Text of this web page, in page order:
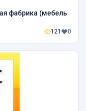
фабрика (мебель
121 0